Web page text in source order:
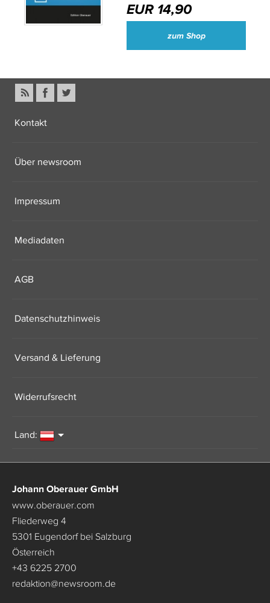
EUR 14,90
zum Shop
Kontakt
Über newsroom
Impressum
Mediadaten
AGB
Datenschutzhinweis
Versand & Lieferung
Widerrufsrecht
Land:
Johann Oberauer GmbH
www.oberauer.com
Fliederweg 4
5301 Eugendorf bei Salzburg
Österreich
+43 6225 2700
redaktion@newsroom.de